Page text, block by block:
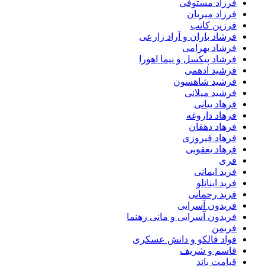
فرزاد مستوفی
فرزاد میریان
فرزین کاتب
فرشاد باران و آراد زارعی
فرشاد بهرامی
فرشاد پیکسل و نیما اهورا
فرشید ادهمی
فرشید شاهسون
فرشید میلانی
فرهاد بیانی
فرهاد داروغه
فرهاد دهقان
فرهاد فیروزی
فرهاد یعقوبی
فری
فرید ایمانی
فرید اینانلو
فرید رحمانی
فریدون آسرایی
فریدون آسرایی و مانی رهنما
فریمن
فواد فالکو و دانش عسکری
قاسم و شریف
قیامت باند